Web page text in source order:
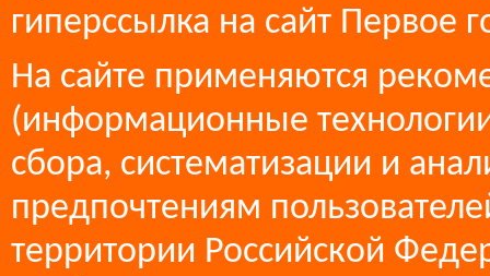
гиперссылка на сайт Первое
На сайте применяются
(информационные
сбора, систематизации и
предпочтениям
территории Российской